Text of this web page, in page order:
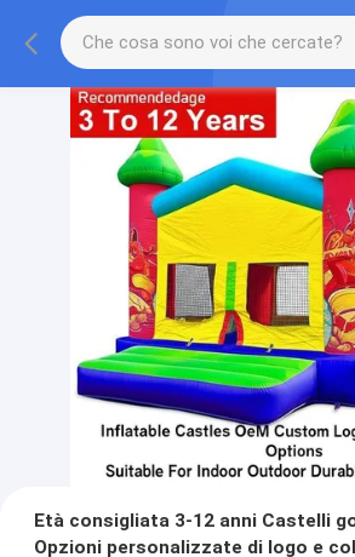
Età consigliata 3-12 anni Castelli
Opzioni personalizzate di logo e